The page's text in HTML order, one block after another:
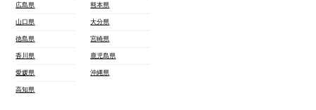
広島県
山口県
徳島県
香川県
愛媛県
高知県
熊本県
大分県
宮崎県
鹿児島県
沖縄県